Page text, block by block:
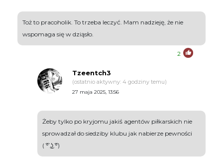
Toż to pracoholik. To trzeba leczyć. Mam nadzieję, że nie
wspomaga się w dziąsło.
2
Tzeentch3
(ostatnio aktywny: 4 godziny temu)
27 maja 2025, 13:56
Żeby tylko po kryjomu jakiś agentów piłkarskich nie
sprowadzał do siedziby klubu jak nabierze pewności
( ͡° ͜ʖ ͡°)